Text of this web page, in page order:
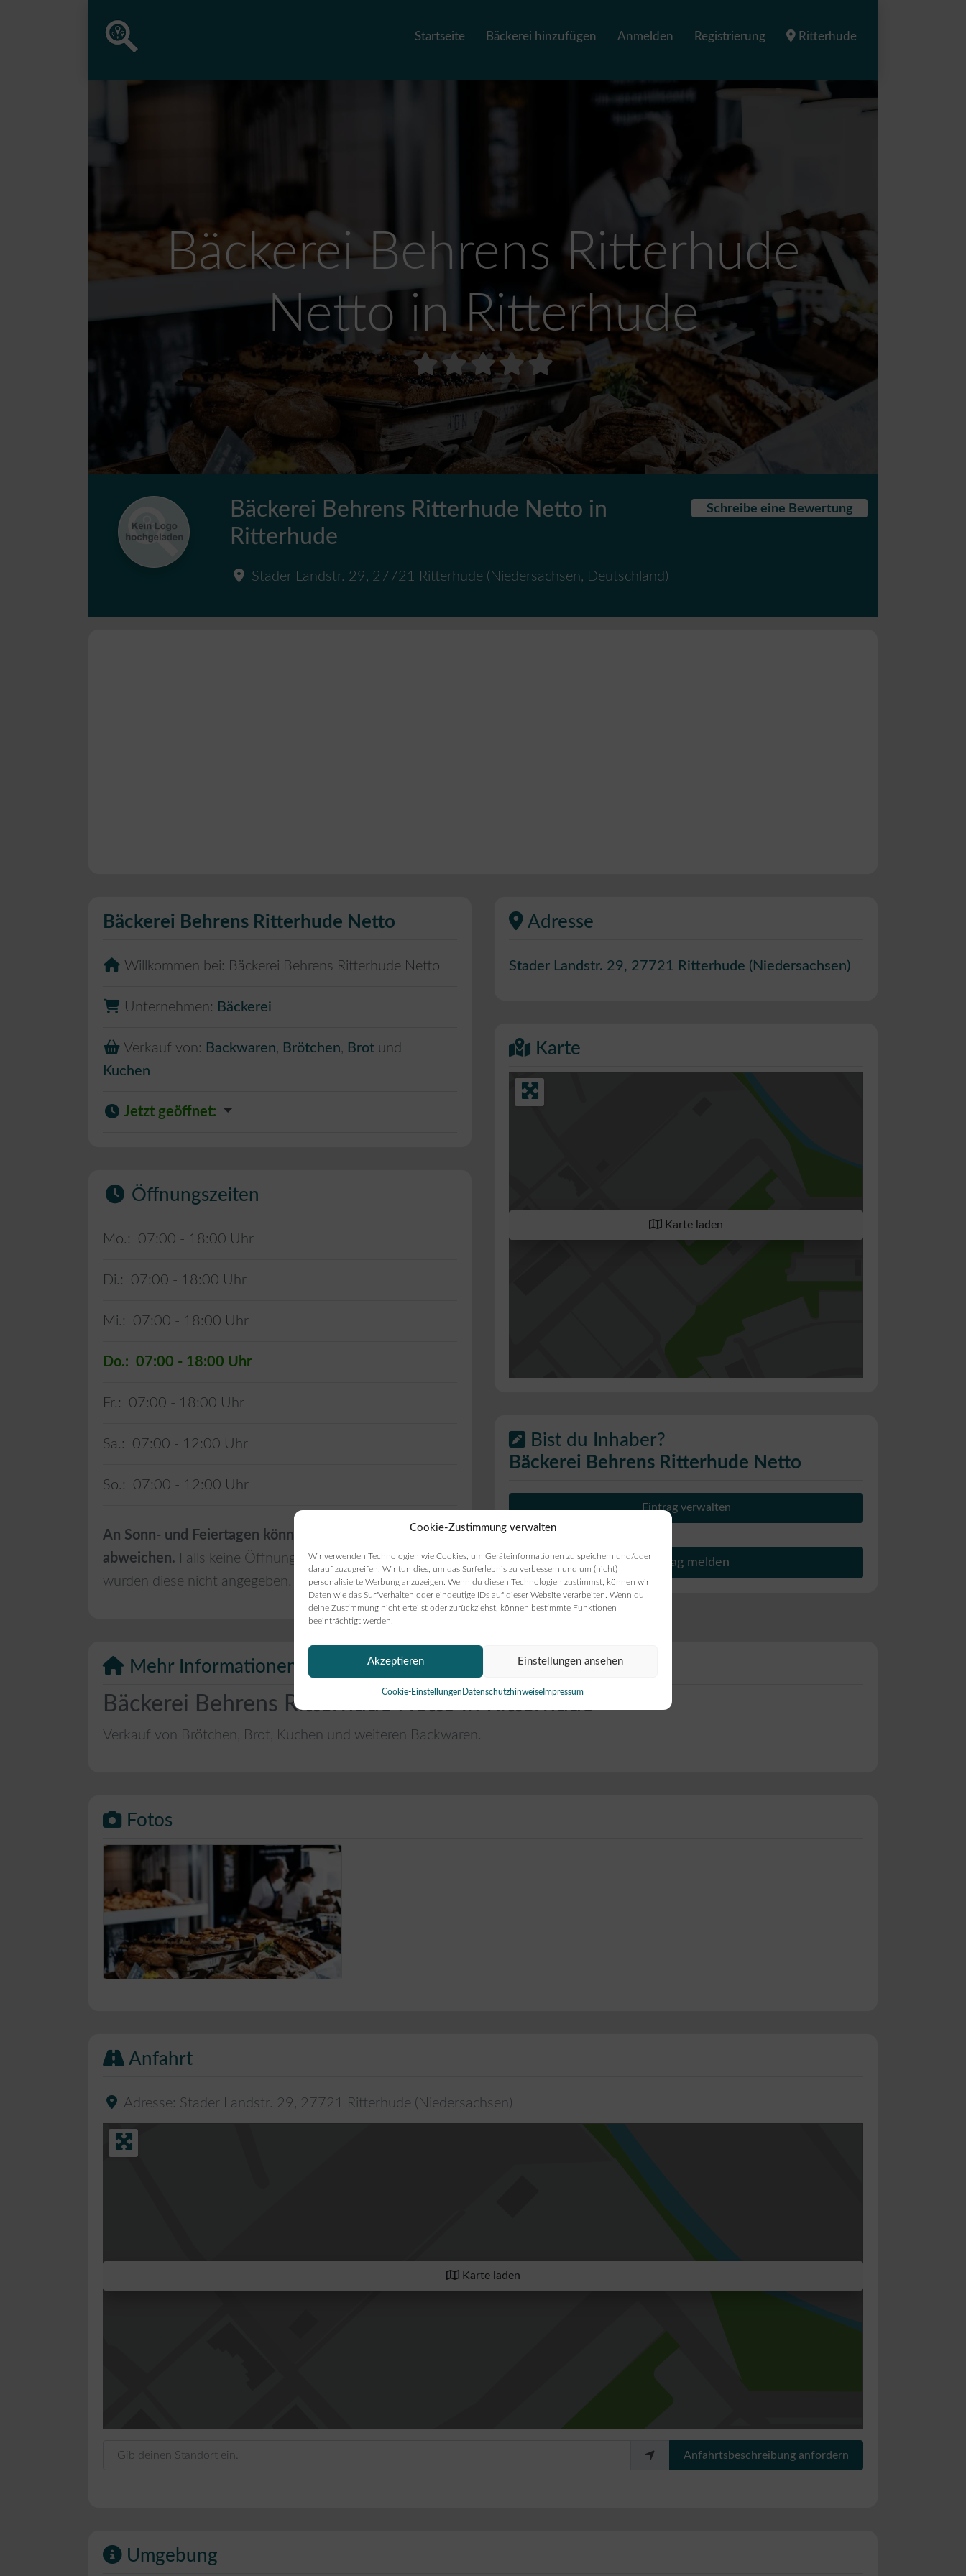
Cookie-Zustimmung verwalten
Wir verwenden Technologien wie Cookies, um Geräteinformationen zu speichern und/oder
darauf zuzugreifen. Wir tun dies, um das Surferlebnis zu verbessern und um (nicht)
personalisierte Werbung anzuzeigen. Wenn du diesen Technologien zustimmst, können wir
Daten wie das Surfverhalten oder eindeutige IDs auf dieser Website verarbeiten. Wenn du
deine Zustimmung nicht erteilst oder zurückziehst, können bestimmte Funktionen
beeinträchtigt werden.
Akzeptieren Einstellungen ansehen
Cookie-Einstellungen Datenschutzhinweise Impressum
Startseite Bäckerei hinzufügen Anmelden Registrierung Ritterhude
Bäckerei Behrens Ritterhude
Netto in Ritterhude
Bäckerei Behrens Ritterhude Netto in
Ritterhude
Stader Landstr. 29, 27721 Ritterhude ( Niedersachsen, Deutschland )
Schreibe eine Bewertung
Bäckerei Behrens Ritterhude Netto
Willkommen bei: Bäckerei Behrens Ritterhude Netto
Unternehmen: Bäckerei
Verkauf von: Backwaren, Brötchen, Brot und
Kuchen
Jetzt geöffnet:
Öffnungszeiten
Mo.: 07:00 - 18:00
Di.: 07:00 - 18:00
Mi.: 07:00 - 18:00
Do.: 07:00 - 18:00
Fr.: 07:00 - 18:00
Sa.: 07:00 - 12:00
So.: 07:00 - 12:00
An Sonn- und Feiertagen können die Öffnungszeiten
abweichen. Falls keine Öffnungszeiten angezeigt werden,
wurden diese nicht angegeben.
Adresse
Stader Landstr. 29, 27721 Ritterhude ( Niedersachsen)
Karte
Karte laden
Bist du Inhaber?
Bäckerei Behrens Ritterhude Netto
Eintrag verwalten
Beitrag melden
Mehr Informationen
Bäckerei Behrens Ritterhude Netto in Ritterhude
Verkauf von Brötchen, Brot, Kuchen und weiteren Backwaren.
Fotos
Bäckerei Musterbild
Anfahrt
Adresse: Stader Landstr. 29 , 27721 Ritterhude ( Niedersachsen )
Karte laden
Anfahrtsbeschreibung anfordern
Umgebung